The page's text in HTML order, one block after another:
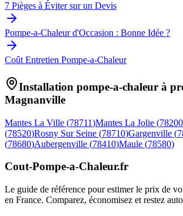
7 Pièges à Éviter sur un Devis
Pompe-a-Chaleur d'Occasion : Bonne Idée ?
Coût Entretien Pompe-a-Chaleur
Installation pompe-a-chaleur à
Magnanville
Mantes La Ville (78711)Mantes La Jolie (78200
(78520)Rosny Sur Seine (78710)Gargenville (
(78680)Aubergenville (78410)Maule (78580)
Cout-Pompe-a-Chaleur.fr
Le guide de référence pour estimer le prix de
en France. Comparez, économisez et restez